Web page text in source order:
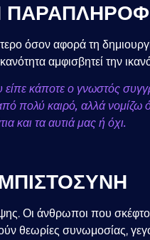
όσον αφορά τη
αμφισβητεί την
κάποτε ο γνωστός
πολύ καιρό, αλλά
και τα αυτιά μας ή όχι.
Οι άνθρωποι που
θεωρίες συνωμοσίας,